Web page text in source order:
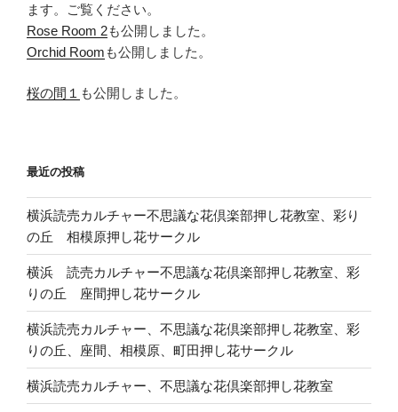
ます。ご覧ください。
Rose Room 2も公開しました。
Orchid Room も公開しました。
桜の間１ も公開しました。
最近の投稿
横浜読売カルチャー不思議な花倶楽部押し花教室、彩り
の丘 相模原押し花サークル
横浜 読売カルチャー不思議な花倶楽部押し花教室、彩
りの丘 座間押し花サークル
横浜読売カルチャー、不思議な花倶楽部押し花教室、彩
りの丘、座間、相模原、町田押し花サークル
横浜読売カルチャー、不思議な花倶楽部押し花教室